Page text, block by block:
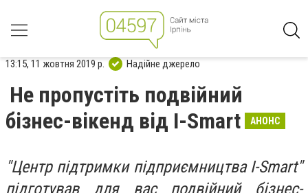
13:15, 11 жовтня 2019 р. Надійне джерело
Не пропустіть подвійний
бізнес-вікенд від I-Smart
АНОНС
"Центр підтримки підприємництва I-Smart"
підготував для вас подвійний бізнес-